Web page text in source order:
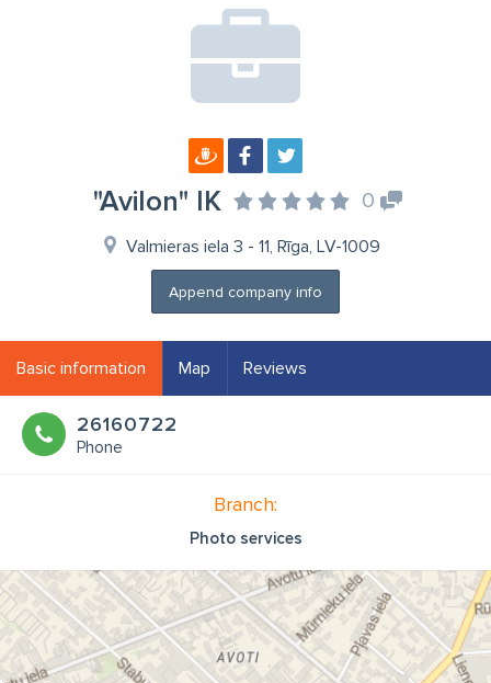
"Avilon" IK 0
Valmieras iela 3 - 11, Rīga, LV-1009
Append company info
Basic information Map Reviews
26160722
Phone
Branch:
Photo services